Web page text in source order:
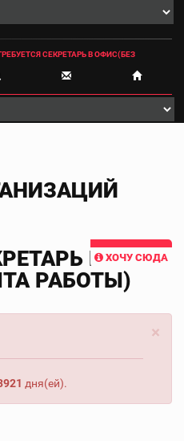
СЕКРЕТАРЬ В ОФИС(БЕЗ
ХОЧУ СЮДА
В
РАБОТЫ)
×
дня(ей).